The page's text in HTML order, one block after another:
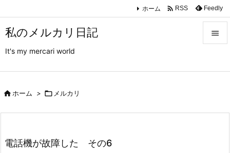
私のメルカリ日記
It's my mercari world

ホーム  RSS Feedly
ホーム >  メルカリ
電話機が故障した その6